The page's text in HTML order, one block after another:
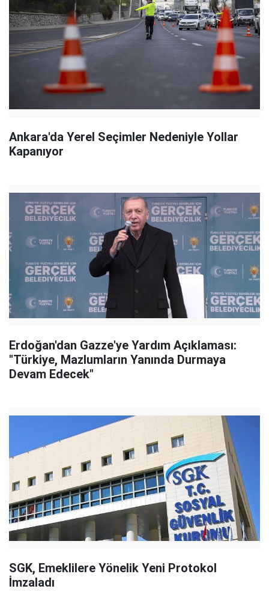
Ankara'da Yerel Seçimler Nedeniyle Yollar
Kapanıyor
Erdoğan'dan Gazze'ye Yardım Açıklaması:
"Türkiye, Mazlumların Yanında Durmaya
Devam Edecek"
SGK, Emeklilere Yönelik Yeni Protokol
İmzaladı